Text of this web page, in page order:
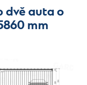
dvě auta o
mm